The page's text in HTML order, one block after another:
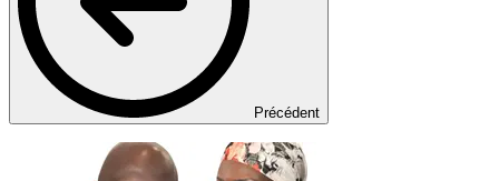
Précédent